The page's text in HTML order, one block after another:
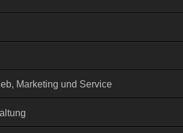
Marketing und Service